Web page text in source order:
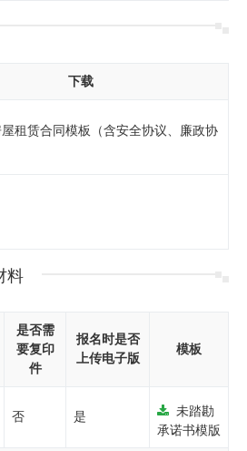
下载
屋租赁合同模板（含安全协议、廉政协
料
是否需
要复印
件
报名时是否
上传电子版
模板
否 是
未踏勘
承诺书模版